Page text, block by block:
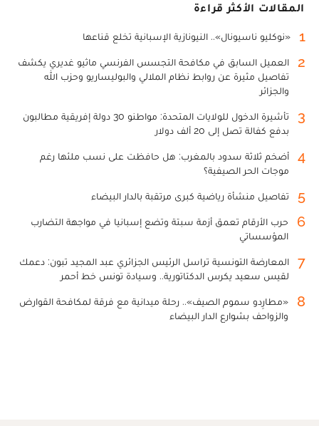
المقالات الأكثر قراءة
1 «نوكليو ناسيونال».. النيونازية الإسبانية تخلع قناعها
2
العميل السابق في مكافحة التجسس الفرنسي ماثيو غديري يكشف
تفاصيل مثيرة عن روابط نظام الملالي والبوليساريو وحزب الله
والجزائر
3
تأشيرة الدخول للولايات المتحدة: مواطنو 30 دولة إفريقية مطالبون
بدفع كفالة تصل إلى 20 ألف دولار
4
أضخم ثلاثة سدود بالمغرب: هل حافظت على نسب ملئها رغم
موجات الحر الصيفية؟
5 تفاصيل منشأة رياضية كبرى مرتقبة بالدار البيضاء
6
حرب الأرقام تعمق أزمة سبتة وتضع إسبانيا في مواجهة التضارب
المؤسساتي
7
المعارضة التونسية تراسل الرئيس الجزائري عبد المجيد تبون: دعمك
لقيس سعيد يكرس الدكتاتورية.. وسيادة تونس خط أحمر
8
«مطارِدو سموم الصيف».. رحلة ميدانية مع فرقة لمكافحة القوارض
والزواحف بشوارع الدار البيضاء